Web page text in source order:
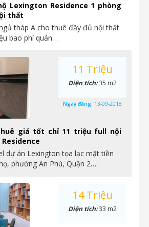
Lexington Residence 1 phòng
thất
tháp A cho thuê đầy đủ nội thất
bao phí quản…
giá tốt chỉ 11 triệu full nội
dự án Lexington tọa lạc mặt tiền
phường An Phú, Quận 2….
11 Triệu
Diện tích:35 m2
Ngày đăng: 13-09-2018
14 Triệu
Diện tích:33 m2